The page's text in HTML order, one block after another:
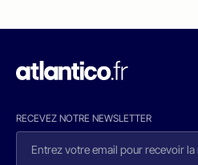
RECEVEZ NOTRE NEWSLETTER